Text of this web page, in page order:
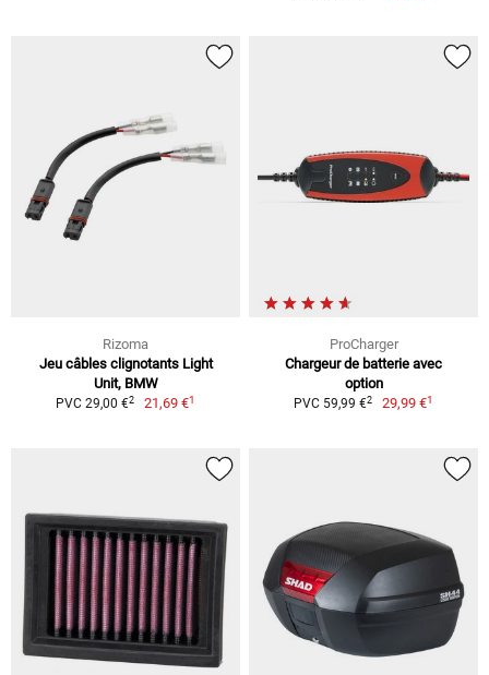
Rizoma
Jeu câbles clignotants Light
Unit, BMW
PVC 29,00 €2 21,69 €1
ProCharger
Chargeur de batterie avec
option
PVC 59,99 €2 29,99 €1